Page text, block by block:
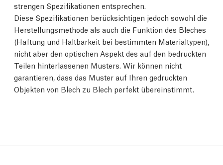
strengen Spezifikationen entsprechen.
Diese Spezifikationen berücksichtigen jedoch sowohl die
Herstellungsmethode als auch die Funktion des Bleches
(Haftung und Haltbarkeit bei bestimmten Materialtypen),
nicht aber den optischen Aspekt des auf den bedruckten
Teilen hinterlassenen Musters. Wir können nicht
garantieren, dass das Muster auf Ihren gedruckten
Objekten von Blech zu Blech perfekt übereinstimmt.